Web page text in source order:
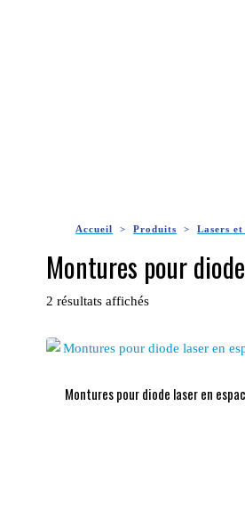
Accueil Produits Lasers et
Montures pour
2 résultats affichés
Montures pour diode laser en